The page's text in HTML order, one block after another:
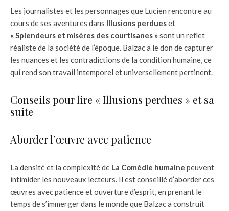
Les journalistes et les personnages que Lucien rencontre au
cours de ses aventures dans Illusions perdueset
« Splendeurs et misères des courtisanes »sont un reflet
réaliste de la société de l’époque. Balzac a le don de capturer
les nuances et les contradictions de la condition humaine, ce
qui rend son travail intemporel et universellement pertinent.
Conseils pour lire « Illusions perdues » et sa
suite
Aborder l’œuvre avec patience
La densité et la complexité de La Comédie humaine peuvent
intimider les nouveaux lecteurs. Il est conseillé d’aborder ces
œuvres avec patience et ouverture d’esprit, en prenant le
temps de s’immerger dans le monde que Balzac a construit